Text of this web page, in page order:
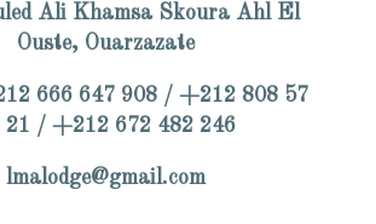
Ali Khamsa Skoura Ahl El
Ouste, Ouarzazate
666 647 908 / +212 808 57
21 / +212 672 482 246
lmalodge@gmail.com